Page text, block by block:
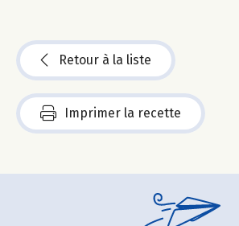
Retour à la liste
Imprimer la recette